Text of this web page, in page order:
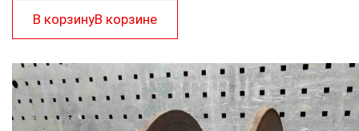
В корзинуВ корзине